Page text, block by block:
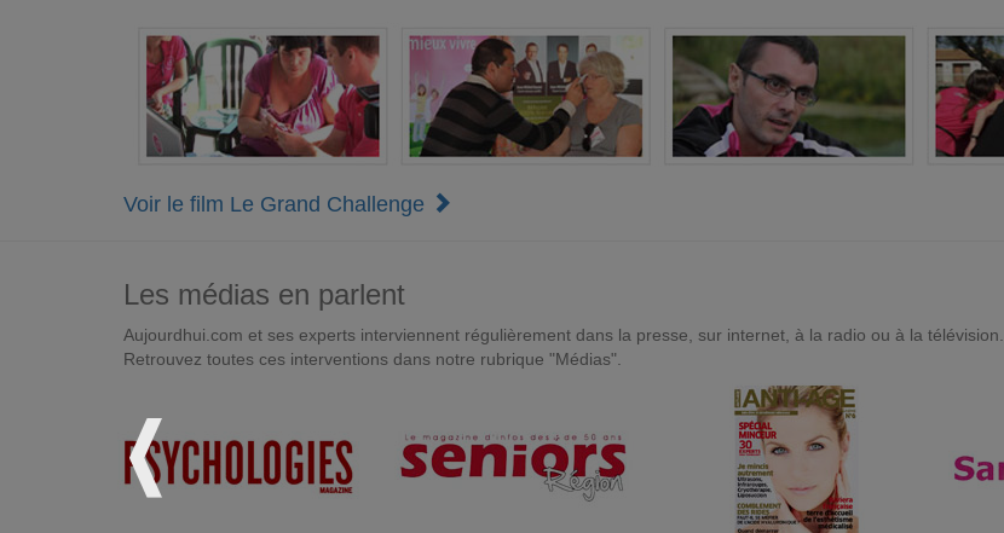
Voir le film Le Grand Challenge
Les médias en parlent
Aujourdhui.com et ses experts interviennent régulièrement dans la presse, sur internet, à la radio ou à la télévision.
Retrouvez toutes ces interventions dans notre rubrique "Médias".